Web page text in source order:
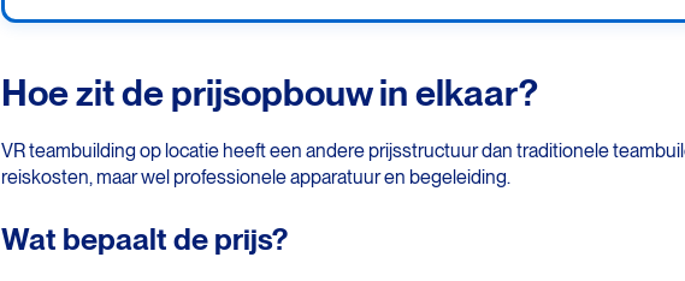
Hoe zit de prijsopbouw in elkaar?
VR teambuilding op locatie heeft een andere prijsstructuur dan traditionele
reiskosten, maar wel professionele apparatuur en begeleiding.
Wat bepaalt de prijs?